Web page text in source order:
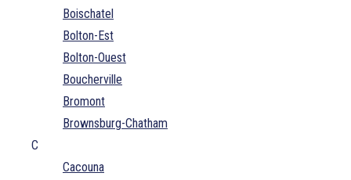
Boischatel
Bolton-Est
Bolton-Ouest
Boucherville
Bromont
Brownsburg-Chatham
C
Cacouna